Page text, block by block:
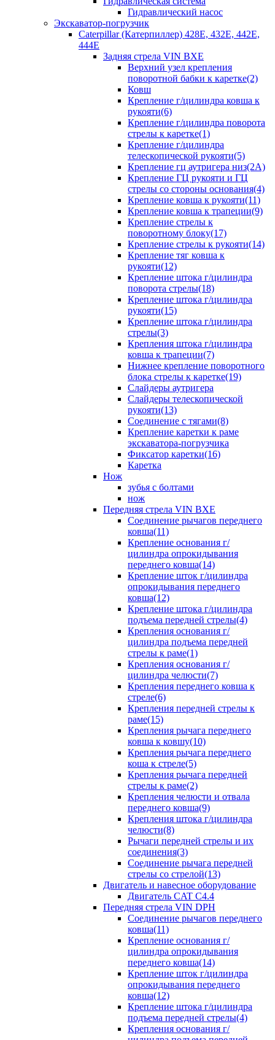
Гидравлический насос
Экскаватор-погрузчик
Caterpillar (Катерпиллер) 428E, 432E, 442E,
444E
Задняя стрела VIN BXE
Верхний узел крепления
поворотной бабки к каретке(2)
Ковш
Крепление г/цилиндра ковша к
рукояти(6)
Крепление г/цилиндра поворота
стрелы к каретке(1)
Крепление г/цилиндра
телескопической рукояти(5)
Крепление гц аутригера низ(2А)
Крепление ГЦ рукояти и ГЦ
стрелы со стороны основания(4)
Крепление ковша к рукояти(11)
Крепление ковша к трапеции(9)
Крепление стрелы к
поворотному блоку(17)
Крепление стрелы к рукояти(14)
Крепление тяг ковша к
рукояти(12)
Крепление штока г/цилиндра
поворота стрелы(18)
Крепление штока г/цилиндра
рукояти(15)
Крепление штока г/цилиндра
стрелы(3)
Крепления штока г/цилиндра
ковша к трапеции(7)
Нижнее крепление поворотного
блока стрелы к каретке(19)
Слайдеры аутригера
Слайдеры телескопической
рукояти(13)
Соединение с тягами(8)
Крепление каретки к раме
экскаватора-погрузчика
Фиксатор каретки(16)
Каретка
Нож
зубья с болтами
нож
Передняя стрела VIN BXE
Cоединение рычагов переднего
ковша(11)
Крепление основания г/
цилиндра опрокидывания
переднего ковша(14)
Крепление шток г/цилиндра
опрокидывания переднего
ковша(12)
Крепление штока г/цилиндра
подъема передней стрелы(4)
Крепления основания г/
цилиндра подъема передней
стрелы к раме(1)
Крепления основания г/
цилиндра челюсти(7)
Крепления переднего ковша к
стреле(6)
Крепления передней стрелы к
раме(15)
Крепления рычага переднего
ковша к ковшу(10)
Крепления рычага переднего
коша к стреле(5)
Крепления рычага передней
стрелы к раме(2)
Крепления челюсти и отвала
переднего ковша(9)
Крепления штока г/цилиндра
челюсти(8)
Рычаги передней стрелы и их
соединения(3)
Соединение рычага передней
стрелы со стрелой(13)
Двигатель и навесное оборудование
Двигатель CAT C4.4
Передняя стрела VIN DPH
Cоединение рычагов переднего
ковша(11)
Крепление основания г/
цилиндра опрокидывания
переднего ковша(14)
Крепление шток г/цилиндра
опрокидывания переднего
ковша(12)
Крепление штока г/цилиндра
подъема передней стрелы(4)
Крепления основания г/